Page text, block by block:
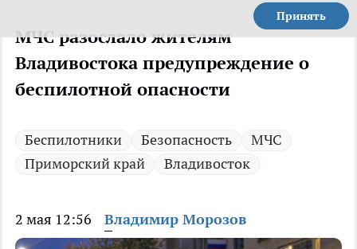
Принять
МЧС разослало жителям
Владивостока предупреждение о
беспилотной опасности
Беспилотники Безопасность
МЧС
Приморский край
Владивосток
2 мая 12:56 Владимир Морозов